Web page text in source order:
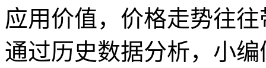
应用价值，价格走势往
通过历史数据分析，小